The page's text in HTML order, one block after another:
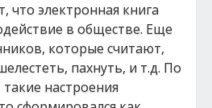
что электронная книга
в обществе. Еще
которые считают,
пахнуть, и т.д. По
настроения